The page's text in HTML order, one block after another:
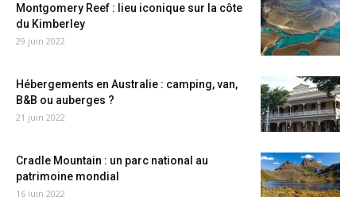
Montgomery Reef : lieu iconique sur la côte
du Kimberley
29 juin 2022
Hébergements en Australie : camping, van,
B&B ou auberges ?
21 juin 2022
Cradle Mountain : un parc national au
patrimoine mondial
16 juin 2022